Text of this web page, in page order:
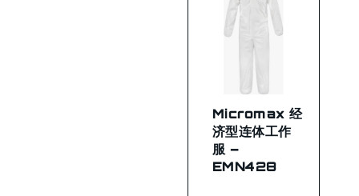
Micromax 经
济型连体工作
服 –
EMN428